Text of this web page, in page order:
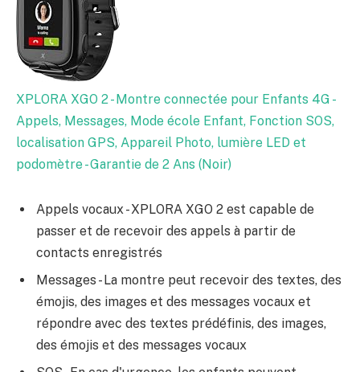
XPLORA XGO 2 - Montre connectée pour Enfants 4G -
Appels, Messages, Mode école Enfant, Fonction SOS,
localisation GPS, Appareil Photo, lumière LED et
podomètre - Garantie de 2 Ans (Noir)
Appels vocaux - XPLORA XGO 2 est capable de
passer et de recevoir des appels à partir de
contacts enregistrés
Messages - La montre peut recevoir des textes, des
émojis, des images et des messages vocaux et
répondre avec des textes prédéfinis, des images,
des émojis et des messages vocaux